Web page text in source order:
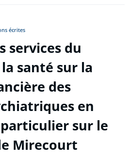
écrites
services du
santé sur la
des
en
sur le
Mirecourt